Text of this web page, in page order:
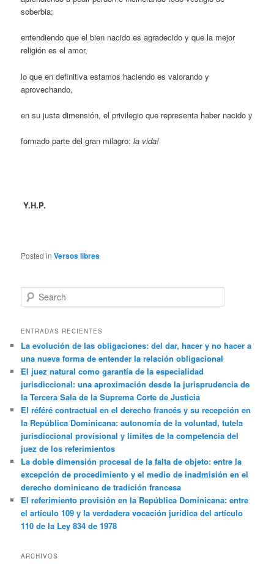
soberbia;
entendiendo que el bien nacido es agradecido y que la mejor
religión es el amor,
lo que en definitiva estamos haciendo es valorando y
aprovechando,
en su justa dimensión, el privilegio que representa haber nacido y
formado parte del gran milagro:la vida!
Y.H.P.
Posted in Versos libres
Search
ENTRADAS RECIENTES
La evolución de las obligaciones: del dar, hacer y no hacer a
una nueva forma de entender la relación obligacional
El juez natural como garantía de la especialidad
jurisdiccional: una aproximación desde la jurisprudencia de
la Tercera Sala de la Suprema Corte de Justicia
El référé contractual en el derecho francés y su recepción en
la República Dominicana: autonomía de la voluntad, tutela
jurisdiccional provisional y límites de la competencia del
juez de los referimientos
La doble dimensión procesal de la falta de objeto: entre la
excepción de procedimiento y el medio de inadmisión en el
derecho dominicano de tradición francesa
El referimiento provisión en la República Dominicana: entre
el artículo 109 y la verdadera vocación jurídica del artículo
110 de la Ley 834 de 1978
ARCHIVOS